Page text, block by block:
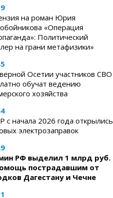
на роман Юрия
«Операция
Политический
на грани метафизики»
Осетии участников СВО
обучат ведению
хозяйства
с начала 2026 года открылись
электрозаправок
РФ выделил 1 млрд руб.
пострадавшим от
Дагестану и Чечне